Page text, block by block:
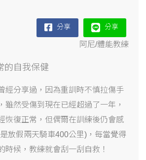
分享 分享
阿尼/體能教練
的自我保健
經分享過，因為重訓時不慎拉傷手
雖然受傷到現在已經超過了一年，
恢復正常，但偶爾在訓練後仍會感
放假兩天騎車400公里)，每當覺得
時候，教練就會刮一刮自救！